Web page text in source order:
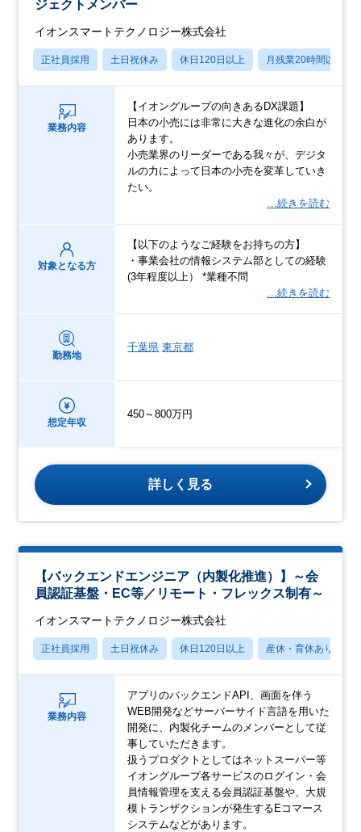
ジェクトメンバー
イオンスマートテクノロジー株式会社
正社員採用 土日祝休み 休日120日以上 月残業20時間以内
業務内容
【イオングループの向きあるDX課題】
日本の小売には非常に大きな進化の余白が
あります。
小売業界のリーダーである我々が、デジタ
ルの力によって日本の小売を変革していき
たい。
…続きを読む
対象となる方
【以下のようなご経験をお持ちの方】
・事業会社の情報システム部としての経験
(3年程度以上） *業種不問
…続きを読む
勤務地
千葉県 東京都
想定年収
450～800万円
詳しく見る
【バックエンドエンジニア（内製化推進）】～会
員認証基盤・EC等／リモート・フレックス制有～
イオンスマートテクノロジー株式会社
正社員採用 土日祝休み 休日120日以上 産休・育休あり
業務内容
アプリのバックエンドAPI、画面を伴う
WEB開発などサーバーサイド言語を用いた
開発に、内製化チームのメンバーとして従
事していただきます。
扱うプロダクトとしてはネットスーパー等
イオングループ各サービスのログイン・会
員情報管理を支える会員認証基盤や、大規
模トランザクションが発生するEコマース
システムなどがあります。